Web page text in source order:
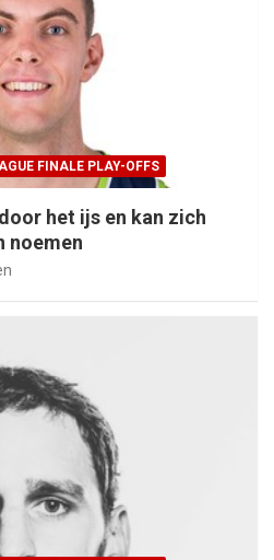
FINALE PLAY-OFFS
het ijs en kan zich
noemen